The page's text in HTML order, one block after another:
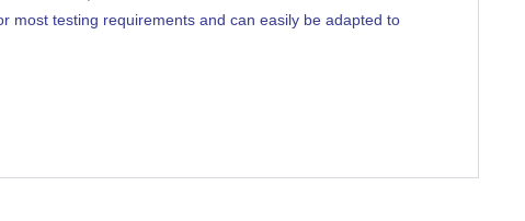
most testing requirements and can easily be adapted to